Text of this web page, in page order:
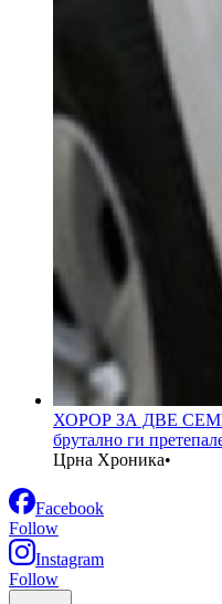
ХОРОР ЗА ДВЕ
брутално ги
Црна Хроника•
Facebook
Follow
Instagram
Follow